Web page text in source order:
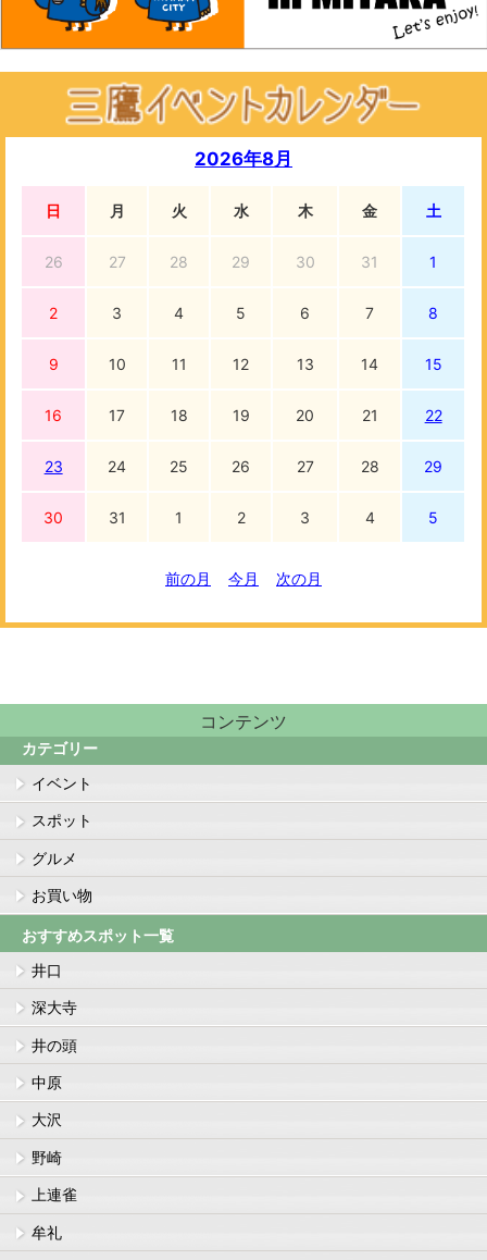
2026年8月
日 月 火 水 木 金 土
26 27 28 29 30 31 1
2 3 4 5 6 7 8
9 10 11 12 13 14 15
16 17 18 19 20 21 22
23 24 25 26 27 28 29
30 31 1 2 3 4 5
前の月 今月 次の月
コンテンツ
カテゴリー
イベント
スポット
グルメ
お買い物
おすすめスポット一覧
井口
深大寺
井の頭
中原
大沢
野崎
上連雀
牟礼